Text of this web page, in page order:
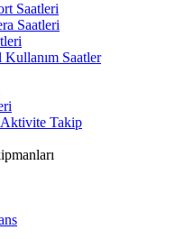
Saatleri
Saatleri
Saatler
Takip